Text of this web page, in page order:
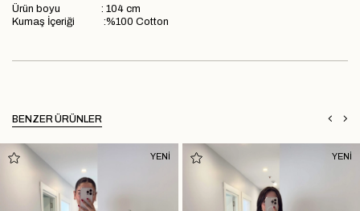
Ürün boyu : 104 cm
Kumaş İçeriği :%100 Cotton
BENZER ÜRÜNLER
YENİ YENİ